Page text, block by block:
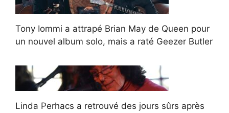
Tony Iommi a attrapé Brian May de Queen pour
un nouvel album solo, mais a raté Geezer Butler
Linda Perhacs a retrouvé des jours sûrs après